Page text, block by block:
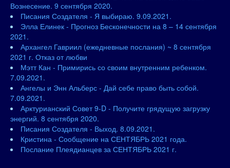
Вознесение. 9 сентября 2020.
Писания Создателя - Я выбираю. 9.09.2021.
Элла Елинек - Прогноз Бесконечности на 8 – 14 сентября
2021.
Архангел Гавриил (ежедневные послания) ~ 8 сентября
2021 г. Отказ от любви
Мэтт Кан - Примирись со своим внутренним ребенком.
7.09.2021.
Ангелы и Энн Альберс - Дай себе право быть собой.
7.09.2021.
Арктурианский Совет 9-D - Получите грядущую загрузку
энергий. 8 сентября 2020.
Писания Создателя - Выход. 8.09.2021.
Кристина - Сообщение на СЕНТЯБРЬ 2021 года.
Послание Плеядианцев за СЕНТЯБРЬ 2021 г.